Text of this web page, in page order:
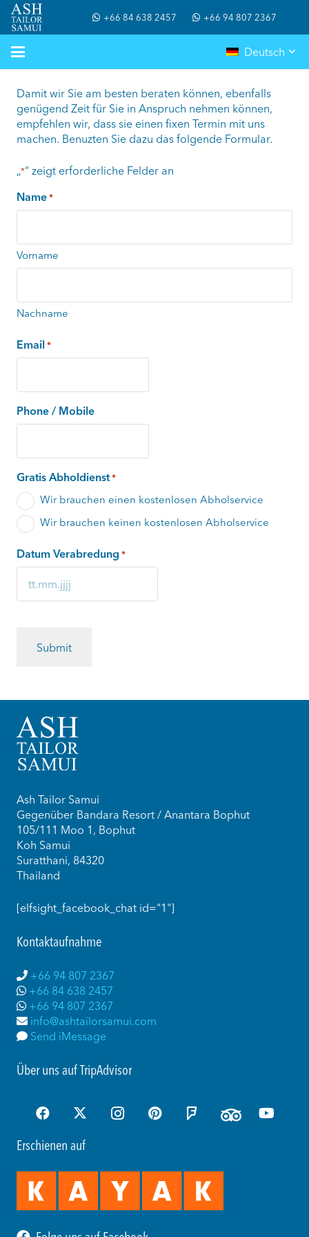
+66 84 638 2457 +66 94 807 2367
Deutsch
Damit wir Sie am besten beraten können, ebenfalls
genügend Zeit für Sie in Anspruch nehmen können,
empfehlen wir, dass sie einen fixen Termin mit uns
machen. Benuzten Sie dazu das folgende Formular.
„*“ zeigt erforderliche Felder an
Name *
Vorname
Nachname
Email *
Phone / Mobile
Gratis Abholdienst *
Wir brauchen einen kostenlosen Abholservice
Wir brauchen keinen kostenlosen Abholservice
Datum Verabredung *
Punkt
JJJJ
Ash Tailor Samui
Gegenüber Bandara Resort / Anantara Bophut
105/111 Moo 1, Bophut
Koh Samui
Suratthani, 84320
Thailand
[elfsight_facebook_chat id="1"]
Kontaktaufnahme
+66 94 807 2367
+66 84 638 2457
+66 94 807 2367
info@ashtailorsamui.com
Send iMessage
Über uns auf TripAdvisor
Erschienen auf